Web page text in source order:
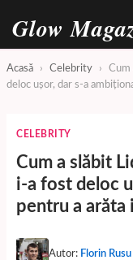
Glow
Acasă › Celebrity ›
Cum
deloc ușor, dar s-a
CELEBRITY
Cum a slăbit
i-a fost deloc
pentru a arăta
Autor: Florin Rusu